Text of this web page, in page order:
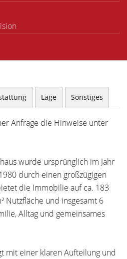
Lage Sonstiges
Anfrage die Hinweise unter
wurde ursprünglich im Jahr
durch einen großzügigen
die Immobilie auf ca. 183
Nutzfläche und insgesamt 6
Alltag und gemeinsames
mit einer klaren Aufteilung und